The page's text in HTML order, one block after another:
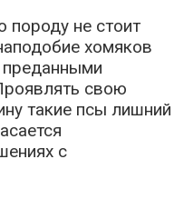
породу не стоит
хомяков
преданными
свою
такие псы лишний
с